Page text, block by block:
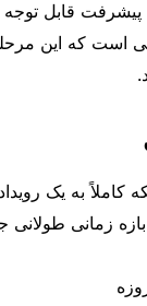
پیشرفت قابل
است که این
کاملاً به یک
زمانی